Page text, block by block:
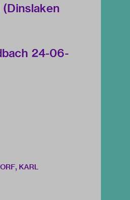
24-06-
KARL